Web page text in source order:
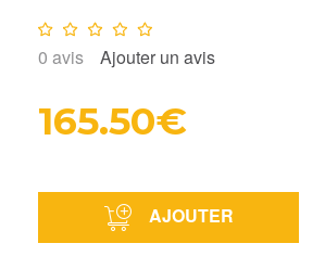
Note : 0/10
0 avis Ajouter un avis
165.50€
AJOUTER